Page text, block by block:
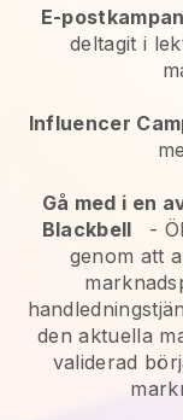
E-
deltagit i
Influencer
Gå med i en
Blackbell
-
genom att
den aktuella
validerad